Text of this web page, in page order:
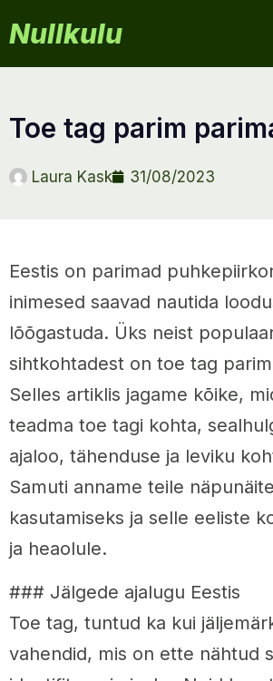
Nullkulu
toe tag parim
Laura Kask 31/08/2023
Eestis on parimad
inimesed saavad nautida
lõõgastuda. Üks neist
sihtkohtadest on toe tag
Selles artiklis jagame kõike,
teadma toe tagi kohta,
ajaloo, tähenduse ja leviku
Samuti anname teile
kasutamiseks ja selle eeliste
ja heaolule.
### Jälgede ajalugu Eestis
Toe tag, tuntud ka kui
vahendid, mis on ette nähtud